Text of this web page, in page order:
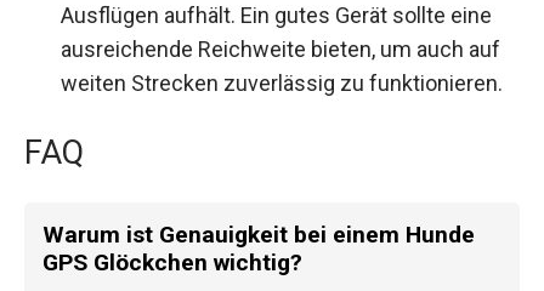
Ausflügen aufhält. Ein gutes Gerät sollte eine
ausreichende Reichweite bieten, um auch auf
weiten Strecken zuverlässig zu funktionieren.
FAQ
Warum ist Genauigkeit bei einem Hunde
GPS Glöckchen wichtig?